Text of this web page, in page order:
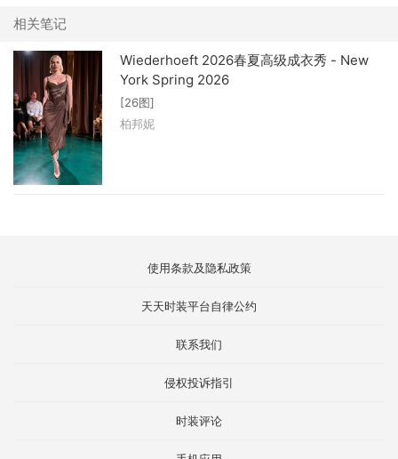
相关笔记
Wiederhoeft 2026春夏高级成衣秀 - New
York Spring 2026
[26图]
柏邦妮
使用条款及隐私政策
天天时装平台自律公约
联系我们
侵权投诉指引
时装评论